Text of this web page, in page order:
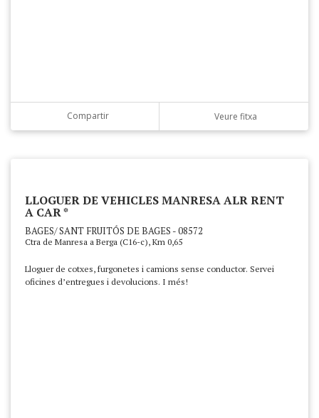
Compartir Veure fitxa
LLOGUER DE VEHICLES MANRESA ALR RENT
A CAR *
BAGES/ SANT FRUITÓS DE BAGES - 08572
Ctra de Manresa a Berga (C16-c), Km 0,65
Lloguer de cotxes, furgonetes i camions sense conductor. Servei
oficines d’entregues i devolucions. I més!